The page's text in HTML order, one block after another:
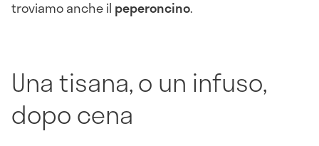
troviamo anche il peperoncino.
Una tisana, o un infuso,
dopo cena